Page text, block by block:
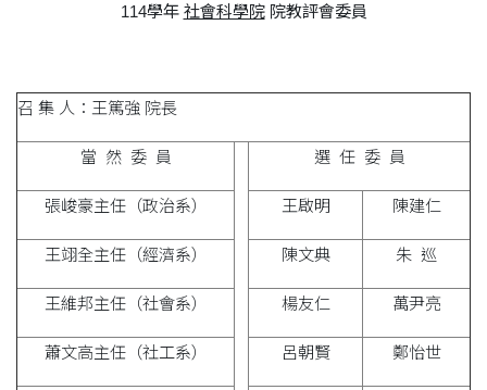
114學年 社會科學院院教評會委員
召 集 人：王篤強 院長
當 然 委 員 選 任 委 員
張峻豪主任（政治系） 王啟明 陳建仁
王翊全主任（經濟系） 陳文典 朱 巡
王維邦主任（社會系） 楊友仁 萬尹亮
蕭文高主任（社工系） 呂朝賢 鄭怡世